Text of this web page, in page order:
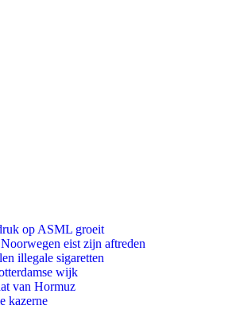
op ASML groeit
eist zijn aftreden
illegale sigaretten
wijk
van Hormuz
kazerne